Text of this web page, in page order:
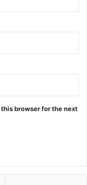
browser for the next